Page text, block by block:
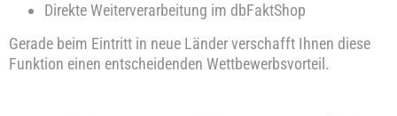
Direkte Weiterverarbeitung im dbFaktShop
Gerade beim Eintritt in neue Länder verschafft Ihnen diese
Funktion einen entscheidenden Wettbewerbsvorteil.